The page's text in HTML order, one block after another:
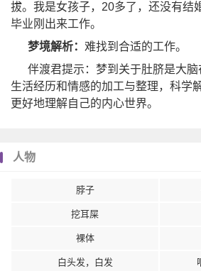
拔。我是女孩子，20多了，还没有结
毕业刚出来工作。
梦境解析： 难找到合适的工作。
伴渡君提示：梦到关于肚脐是大
生活经历和情感的加工与整理，科学
更好地理解自己的内心世界。
人物
脖子
挖耳屎
裸体
白头发，白发